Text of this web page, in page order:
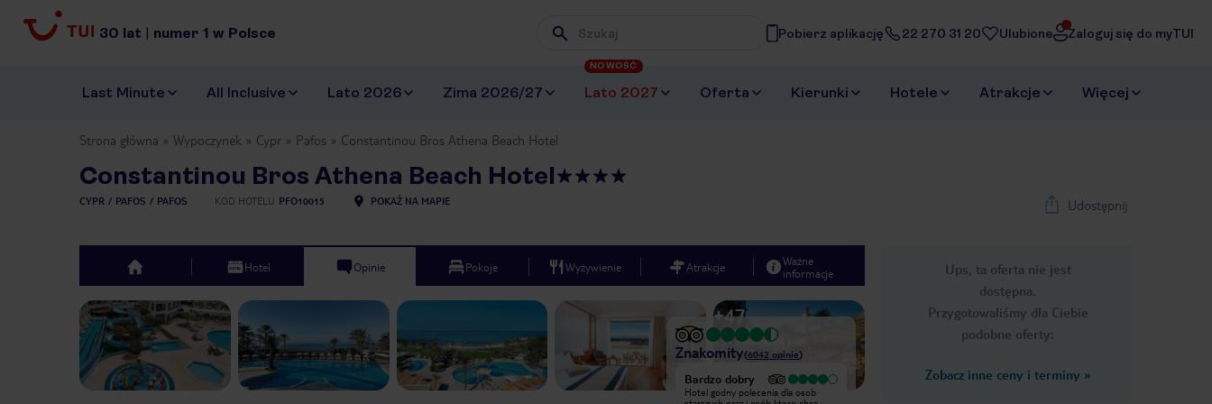
30 lat | numer 1 w Polsce Wpisz frazę, której szukasz
Pobierz aplikację 22 270 31 20 Ulubione Zaloguj się do myTUI
Last Minute All Inclusive Lato 2026 Zima 2026/27 Lato 2027
NOWOŚĆ
Oferta Kierunki Hotele Atrakcje Więcej
Strona główna Wypoczynek Cypr Pafos Constantinou Bros Athena Beach Hotel
Constantinou Bros Athena Beach Hotel
CYPR PAFOS PAFOS KOD HOTELU PFO10015 POKAŻ NA MAPIE Udostępnij
Ups, ta oferta nie jest
dostępna.
Przygotowaliśmy dla Ciebie
podobne oferty:
Zobacz inne ceny i terminy »
top Hotel Opinie Pokoje Wyżywienie Atrakcje
Ważne
informacje
Previous slide Next slide
1/53
+47
Znakomity(6042 opinie)
Wyjątkowy
Najlepsi animatorzy szczególnie Wika
Bardzo dobry
Hotel godny polecenia dla osob
Wyjątkowy